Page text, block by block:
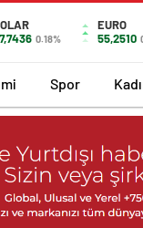
0.18%
EURO
55,2510
Spor